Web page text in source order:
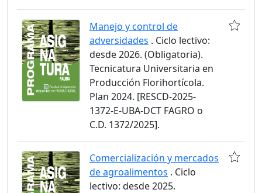
Manejo y control de
adversidades . Ciclo lectivo:
desde 2026. (Obligatoria).
Tecnicatura Universitaria en
Producción Florihortícola.
Plan 2024. [RESCD-2025-
1372-E-UBA-DCT FAGRO o
C.D. 1372/2025].
Comercialización y mercados
de agroalimentos . Ciclo
lectivo: desde 2025.